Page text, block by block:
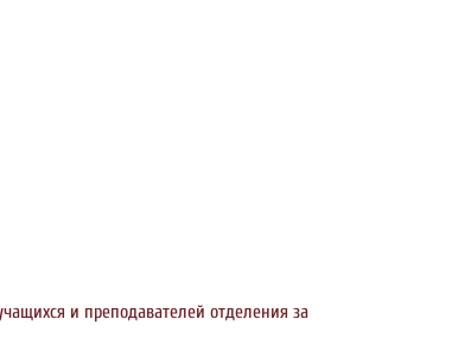
и преподавателей отделения за